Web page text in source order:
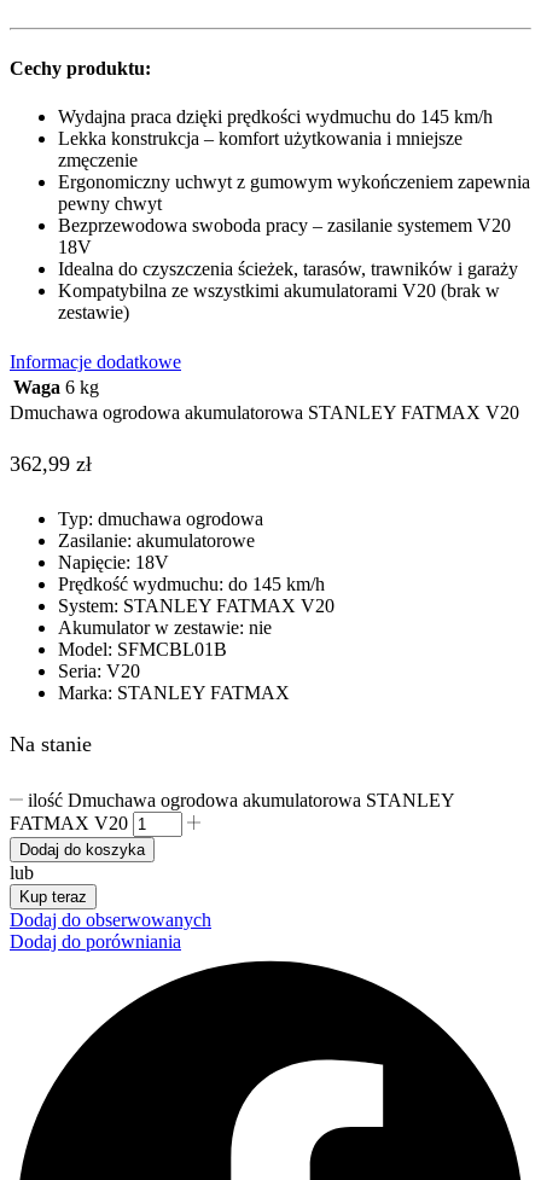
Cechy produktu:
Wydajna praca dzięki prędkości wydmuchu do 145 km/h
Lekka konstrukcja – komfort użytkowania i mniejsze
zmęczenie
Ergonomiczny uchwyt z gumowym wykończeniem zapewnia
pewny chwyt
Bezprzewodowa swoboda pracy – zasilanie systemem V20
18V
Idealna do czyszczenia ścieżek, tarasów, trawników i garaży
Kompatybilna ze wszystkimi akumulatorami V20 (brak w
zestawie)
Informacje dodatkowe
Waga 6 kg
Dmuchawa ogrodowa akumulatorowa STANLEY FATMAX V20
362,99 zł
Typ: dmuchawa ogrodowa
Zasilanie: akumulatorowe
Napięcie: 18V
Prędkość wydmuchu: do 145 km/h
System: STANLEY FATMAX V20
Akumulator w zestawie: nie
Model: SFMCBL01B
Seria: V20
Marka: STANLEY FATMAX
Na stanie
ilość Dmuchawa ogrodowa akumulatorowa STANLEY
FATMAX V20
Dodaj do koszyka
lub
Kup teraz
Dodaj do obserwowanych
Dodaj do porówniania